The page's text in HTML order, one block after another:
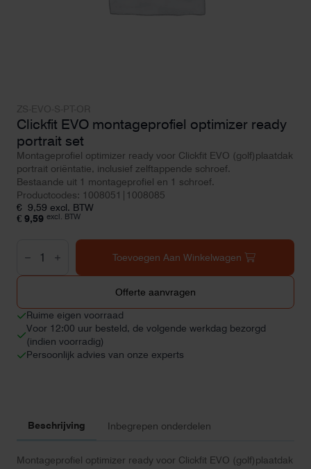
Clickfit EVO montageprofiel optimizer ready
portrait set
Montageprofiel optimizer ready voor Clickfit EVO (golf)plaatdak
portrait oriëntatie, inclusief zelftappende schroef.
Bestaande uit 1 montageprofiel en 1 schroef.
Productcodes: 1008051|1008085
€ 9,59 excl. BTW
€ 9,59 excl. BTW
EVO
montageprofiel
optimizer
set
aantal
Toevoegen Aan Winkelwagen
Offerte aanvragen
Ruime eigen voorraad
Voor 12:00 uur besteld, de volgende werkdag bezorgd
(indien voorradig)
Persoonlijk advies van onze experts
Beschrijving Inbegrepen onderdelen
Montageprofiel optimizer ready voor Clickfit EVO (golf)plaatdak